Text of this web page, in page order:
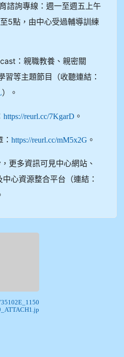
諮詢專線：週一至週五上午
5點，由中心受過輔導訓練
：親職教養、親密關
習等主題節目（收聽連結：
）。
https://reurl.cc/7KgarD 。
https://reurl.cc/mM5x2G 。
更多資訊可見中心網站、
心資源整合平台（連結：